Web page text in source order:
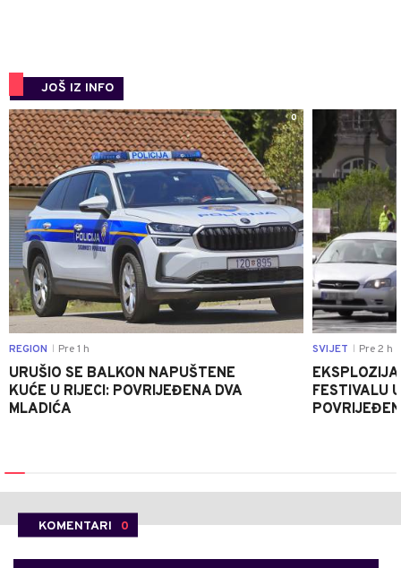
JOŠ IZ INFO
0
REGION Pre 1 h
URUŠIO SE BALKON NAPUŠTENE
KUĆE U RIJECI: POVRIJEĐENA DVA
MLADIĆA
SVIJET Pre 2 h
FESTIVALU
KOMENTARI 0